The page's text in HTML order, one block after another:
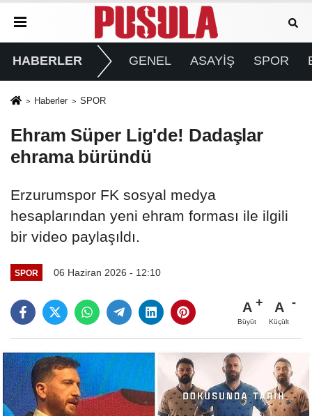
HABERLER GENEL ASAYİŞ SPOR
Haberler SPOR
Ehram Süper Lig'de! Dadaşlar
ehrama büründü
Erzurumspor FK sosyal medya
hesaplarından yeni ehram forması ile ilgili
bir video paylaşıldı.
SPOR 06 Haziran 2026 - 12:10
A
Büyüt
A
Küçült